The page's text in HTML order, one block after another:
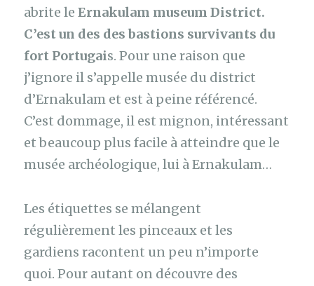
abrite le Ernakulam museum District.
C’est un des des bastions survivants du
fort Portugais. Pour une raison que
j’ignore il s’appelle musée du district
d’Ernakulam et est à peine référencé.
C’est dommage, il est mignon, intéressant
et beaucoup plus facile à atteindre que le
musée archéologique, lui à Ernakulam…
Les étiquettes se mélangent
régulièrement les pinceaux et les
gardiens racontent un peu n’importe
quoi. Pour autant on découvre des